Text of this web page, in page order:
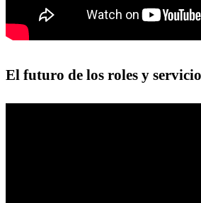
El futuro de los roles y